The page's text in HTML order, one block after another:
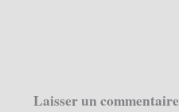
Laisser un commentaire